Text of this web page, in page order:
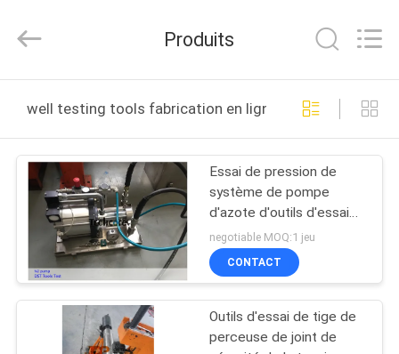
PRODUITS
SUJET
DE
NOUS
Tools
Rights
Produits
well testing tools fabrication en ligne
Essai de pression de
système de pompe
d'azote d'outils d'essai
de tige de perceuse
d'acier au carbone
negotiable MOQ:1 jeu
CONTACT
Outils d'essai de tige de
perceuse de joint de